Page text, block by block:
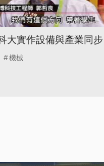
大實作設備與產業同步
機械